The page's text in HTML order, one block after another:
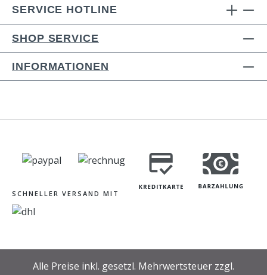
SERVICE HOTLINE
SHOP SERVICE
INFORMATIONEN
SCHNELLER VERSAND MIT
Alle Preise inkl. gesetzl. Mehrwertsteuer zzgl.